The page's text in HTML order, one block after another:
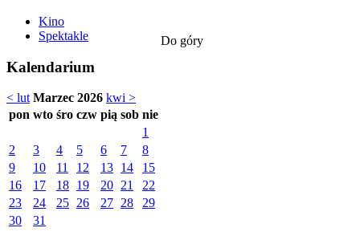
Kino
Spektakle
Kalendarium
< lut Marzec 2026 kwi >
pon wto śro czw pią sob nie
1
2
3 4 5 6 7
8
9
10 11 12 13 14
15
16
17 18 19 20 21
22
23
24 25 26 27 28
29
30
31
Do góry